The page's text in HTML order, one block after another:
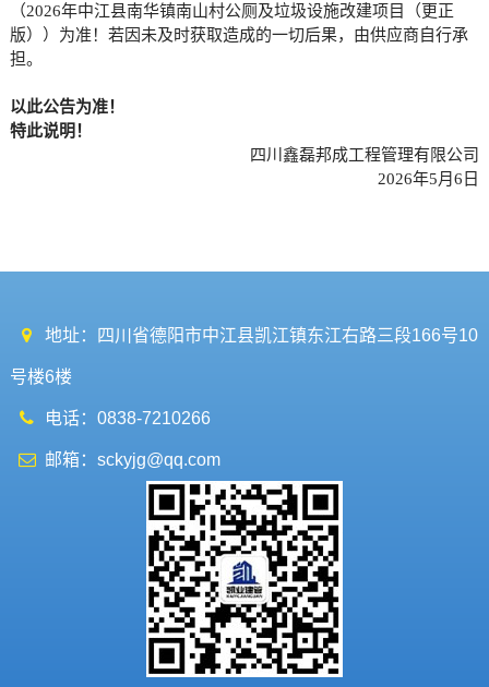
（2026年中江县南华镇南山村公厕及垃圾设施改建项目
（更正
版））为准！若因未及时获取造成的一切后果，由供应商自行承
担。
以此公告为准！
特此说明！
四川鑫磊邦成工程管理有限公司
2026年5月6 日
地址：四川省德阳市中江县凯江镇东江右路三段166号10
号楼6楼
电话：0838-7210266
邮箱：sckyjg@qq.com